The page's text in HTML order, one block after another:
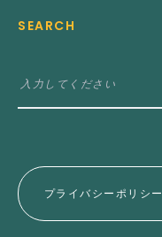
SEARCH
プライバシーポリシー